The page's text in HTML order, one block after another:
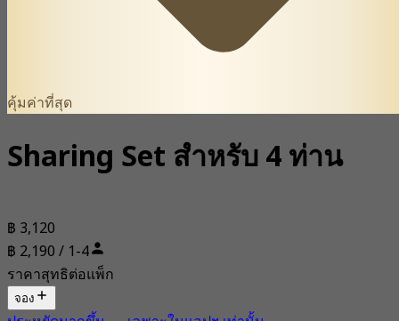
คุ้มค่าที่สุด
Sharing Set สำหรับ 4 ท่าน
฿ 3,120
฿ 2,190 / 1-4
ราคาสุทธิต่อแพ็ก
จอง